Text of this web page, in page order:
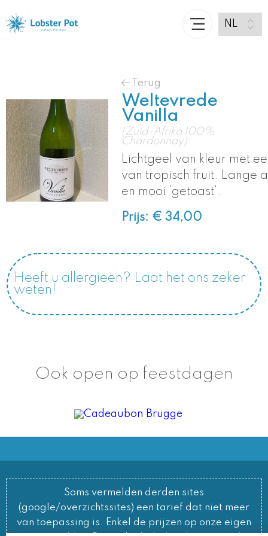
Terug
Weltevrede
Vanilla
(Zuid-Afrika 100%
Chardonnay)
Lichtgeel van kleur met
van tropisch fruit. Lange
en mooi 'getoast'.
Prijs: € 34,00
Heeft u allergieën? Laat het ons zeker
weten!
Ook open op feestdagen
Soms vermelden derden sites
(google/overzichtssites) een tarief dat niet meer
van toepassing is. Enkel de prijzen op onze eigen